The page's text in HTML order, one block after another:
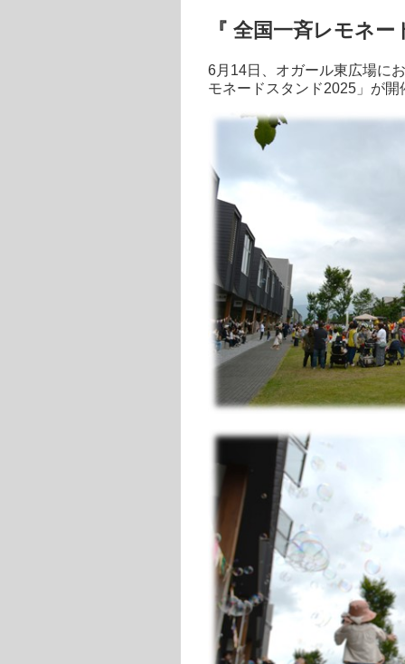
『 全国一斉レモネ
6月14日、オガール東広場に
モネードスタンド2025」が開